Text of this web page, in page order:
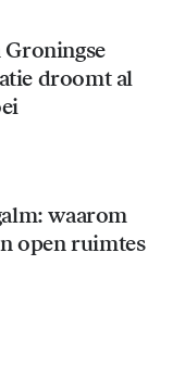
droomt al
waarom
open ruimtes